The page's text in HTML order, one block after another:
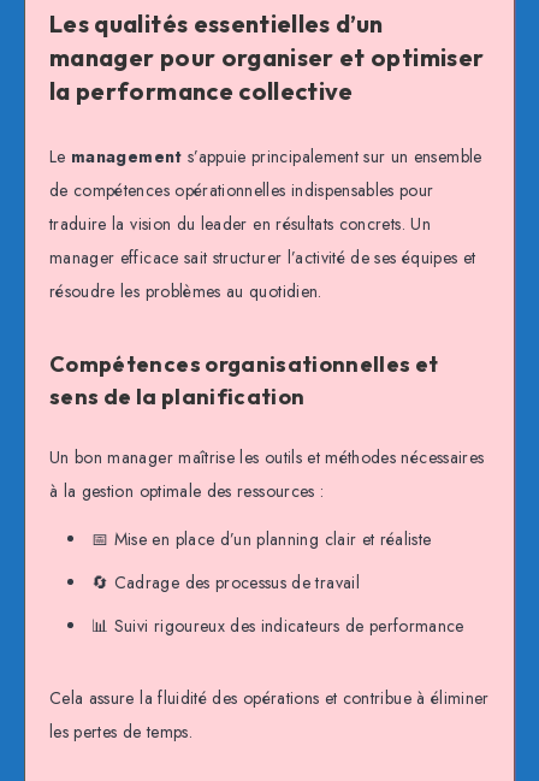
Les qualités essentielles d’un
manager pour organiser et optimiser
la performance collective
Le management s’appuie principalement sur un ensemble
de compétences opérationnelles indispensables pour
traduire la vision du leader en résultats concrets. Un
manager efficace sait structurer l’activité de ses équipes et
résoudre les problèmes au quotidien.
Compétences organisationnelles et
sens de la planification
Un bon manager maîtrise les outils et méthodes nécessaires
à la gestion optimale des ressources :
📅 Mise en place d’un planning clair et réaliste
🔄 Cadrage des processus de travail
📊 Suivi rigoureux des indicateurs de performance
Cela assure la fluidité des opérations et contribue à éliminer
les pertes de temps.